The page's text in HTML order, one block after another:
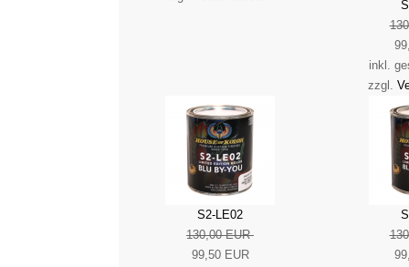
inkl.
zzgl.
S2-LE02
130,00 EUR
99,50 EUR